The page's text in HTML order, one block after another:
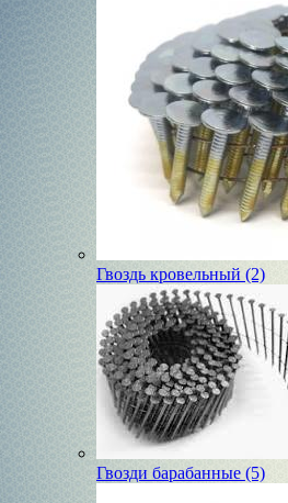
Гвоздь кровельный (2)
Гвозди барабанные (5)